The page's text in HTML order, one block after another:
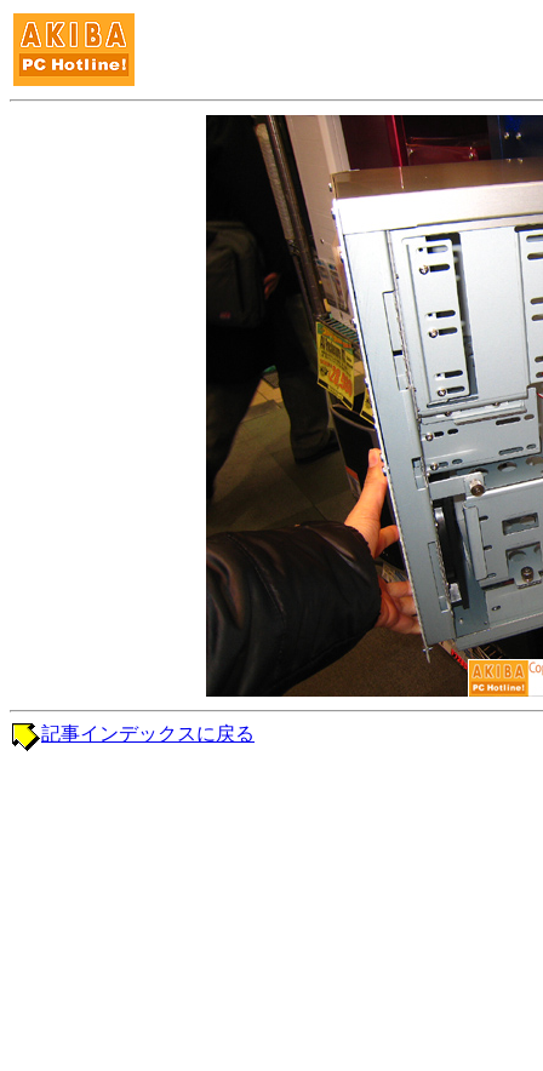
記事インデックスに戻る